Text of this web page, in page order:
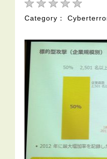
Category：